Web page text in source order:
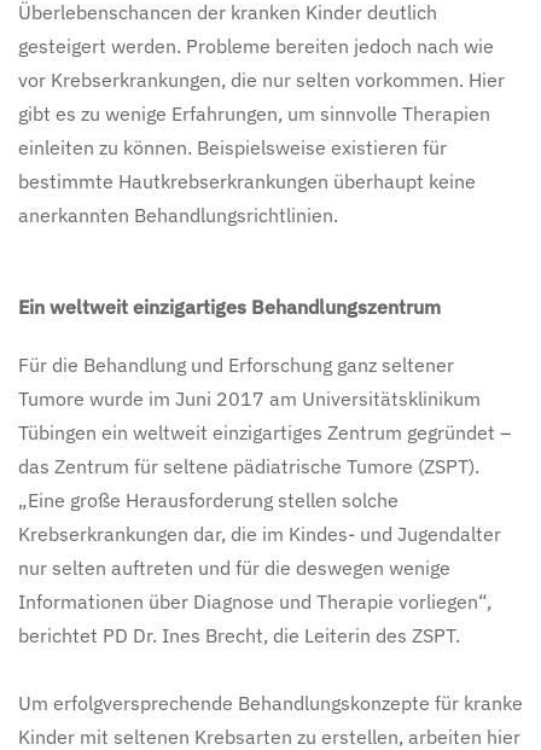
Überlebenschancen der kranken Kinder deutlich
gesteigert werden. Probleme bereiten jedoch nach wie
vor Krebserkrankungen, die nur selten vorkommen. Hier
gibt es zu wenige Erfahrungen, um sinnvolle Therapien
einleiten zu können. Beispielsweise existieren für
bestimmte Hautkrebserkrankungen überhaupt keine
anerkannten Behandlungsrichtlinien.
Ein weltweit einzigartiges Behandlungszentrum
Für die Behandlung und Erforschung ganz seltener
Tumore wurde im Juni 2017 am Universitätsklinikum
Tübingen ein weltweit einzigartiges Zentrum gegründet –
das Zentrum für seltene pädiatrische Tumore (ZSPT).
„Eine große Herausforderung stellen solche
Krebserkrankungen dar, die im Kindes- und Jugendalter
nur selten auftreten und für die deswegen wenige
Informationen über Diagnose und Therapie vorliegen“,
berichtet PD Dr. Ines Brecht, die Leiterin des ZSPT.
Um erfolgversprechende Behandlungskonzepte für kranke
Kinder mit seltenen Krebsarten zu erstellen, arbeiten hier